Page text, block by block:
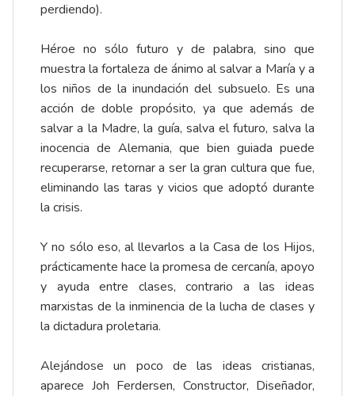
perdiendo).
Héroe no sólo futuro y de palabra, sino que
muestra la fortaleza de ánimo al salvar a María y a
los niños de la inundación del subsuelo. Es una
acción de doble propósito, ya que además de
salvar a la Madre, la guía, salva el futuro, salva la
inocencia de Alemania, que bien guiada puede
recuperarse, retornar a ser la gran cultura que fue,
eliminando las taras y vicios que adoptó durante
la crisis.
Y no sólo eso, al llevarlos a la Casa de los Hijos,
prácticamente hace la promesa de cercanía, apoyo
y ayuda entre clases, contrario a las ideas
marxistas de la inminencia de la lucha de clases y
la dictadura proletaria.
Alejándose un poco de las ideas cristianas,
aparece Joh Ferdersen, Constructor, Diseñador,